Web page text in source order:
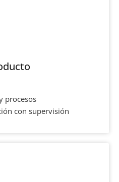
procesos
con supervisión